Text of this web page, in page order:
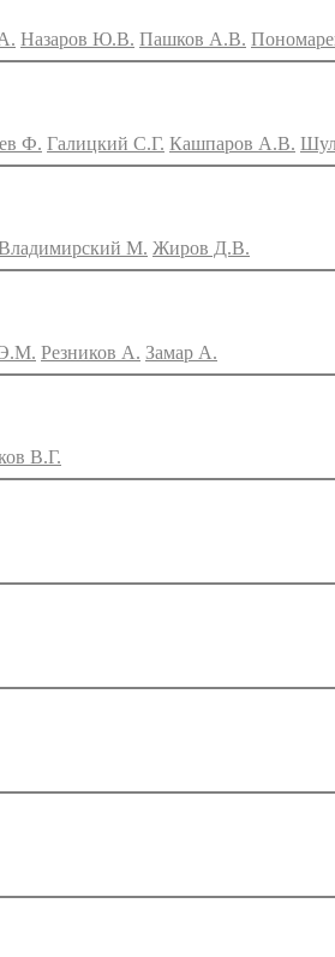
Назаров Ю.В. Пашков А.В.
Ф. Галицкий С.Г. Кашпаров А.В.
М. Жиров Д.В.
Резников А. Замар А.
В.Г.